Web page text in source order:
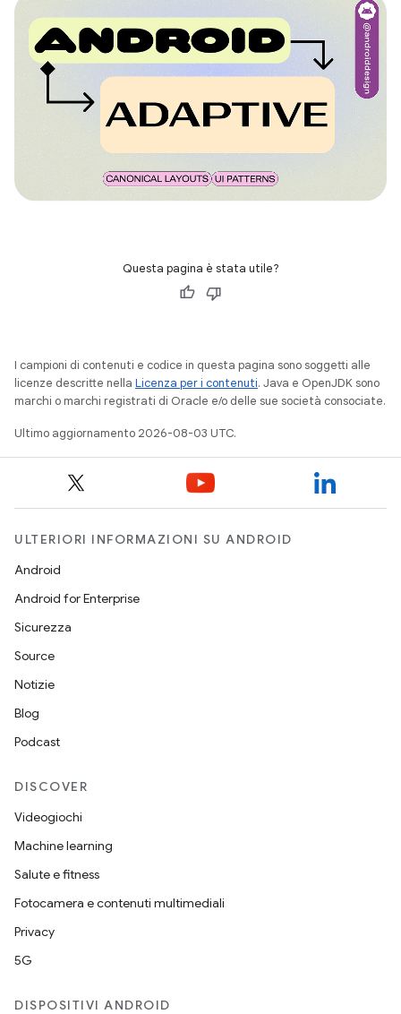
Questa pagina è stata utile?
I campioni di contenuti e codice in questa pagina sono soggetti alle
licenze descritte nella Licenza per i contenuti. Java e OpenJDK sono
marchi o marchi registrati di Oracle e/o delle sue società consociate.
Ultimo aggiornamento 2026-08-03 UTC.
ULTERIORI INFORMAZIONI SU ANDROID
Android
Android for Enterprise
Sicurezza
Source
Notizie
Blog
Podcast
DISCOVER
Videogiochi
Machine learning
Salute e fitness
Fotocamera e contenuti multimediali
Privacy
5G
DISPOSITIVI ANDROID